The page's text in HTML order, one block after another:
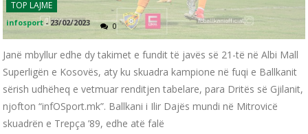
TOP LAJME
infosport -23/02/2023 0
Janë mbyllur edhe dy takimet e fundit të javës së 21-të në Albi Mall
Superligën e Kosovës, aty ku skuadra kampione në fuqi e Ballkanit
sërish udhëheq e vetmuar renditjen tabelare, para Dritës së Gjilanit,
njofton “infOSport.mk”. Ballkani i Ilir Dajës mundi në Mitrovicë
skuadrën e Trepça ’89, edhe atë falë